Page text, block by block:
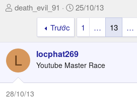
T
a
s
t
a
death_evil_91
N
g
y
g
ử
i
25/10/13
Trước
1 … 13 …
L locphat269
Youtube Master Race
28/10/13